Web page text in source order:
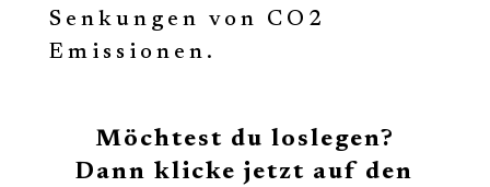
Senkungen von CO2
Emissionen.
Möchtest du loslegen?
Dann klicke jetzt auf den